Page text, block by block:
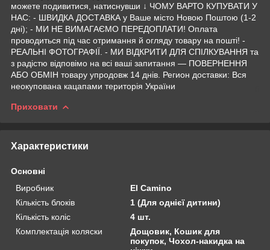
можете подивитися, натиснувши ↓ ЧОМУ ВАРТО КУПУВАТИ У
НАС: - ШВИДКА ДОСТАВКА у Ваше місто Новою Поштою (1-2
дні); - МИ НЕ ВИМАГАЄМО ПЕРЕДОПЛАТИ! Оплата
проводиться під час отримання й огляду товару на пошті! -
РЕАЛЬНІ ФОТОГРАФІЇ. - МИ ВІДКРИТИ ДЛЯ СПІЛКУВАННЯ та
з радістю відповімо на всі ваші запитання — ПОВЕРНЕННЯ
АБО ОБМІН товару упродовж 14 днів. Регион доставки: Вся
неокупована кацапами територія України
Приховати
Характеристики
Основні
Виробник
El Camino
Кількість блоків
1 (Для однієї дитини)
Кількість коліс
4 шт.
Комплектація коляски
Дощовик, Кошик для
покупок, Чохол-накидка на